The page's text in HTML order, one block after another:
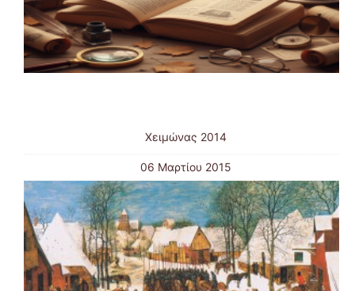
Χειμώνας 2014
06 Μαρτίου 2015